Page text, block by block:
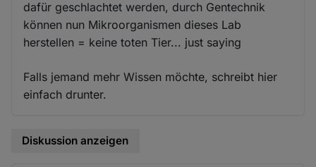
dafür geschlachtet werden, durch Gentechnik
können nun Mikroorganismen dieses Lab
herstellen = keine toten Tier... just saying
Falls jemand mehr Wissen möchte, schreibt hier
einfach drunter.
Diskussion anzeigen